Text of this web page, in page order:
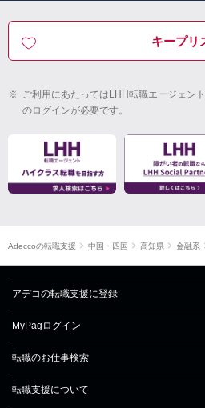
キープリ
※ ご利用にあたってはLHH転職エージェン
のログインが必要です。
Adeccoの転職支援 中国・四国 高知県 金融系
アデコの転職支援に登録
MyPagログイン
転職のお仕事検索
転職支援について